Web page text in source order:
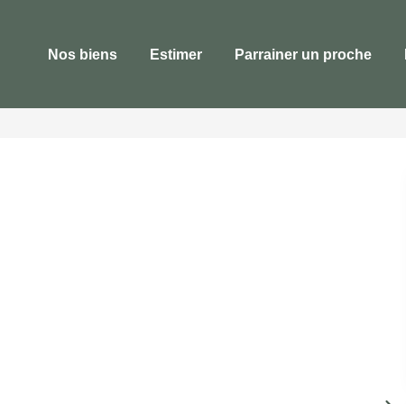
Nos biens Estimer Parrainer un proche